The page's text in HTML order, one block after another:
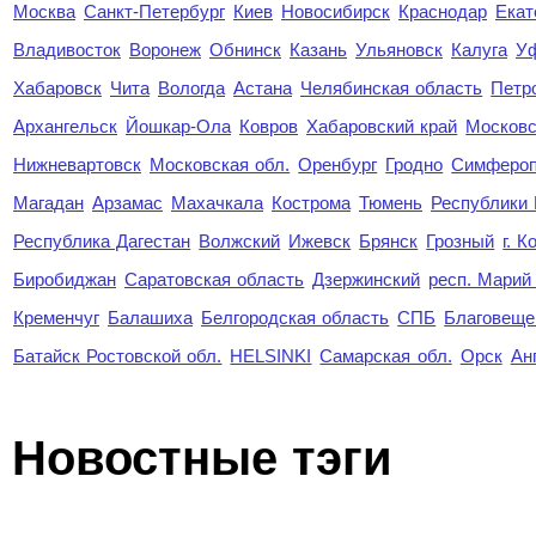
Москва Санкт-Петербург Киев Новосибирск Краснодар
Владивосток Воронеж Обнинск Казань Ульяновск Калуга
Хабаровск Чита Вологда Астана Челябинская область
Архангельск Йошкар-Ола Ковров Хабаровский край
Нижневартовск Московская обл. Оренбург Гродно
Магадан Арзамас Махачкала Кострома Тюмень Республики
Республика Дагестан Волжский Ижевск Брянск Грозный г.
Биробиджан Саратовская область Дзержинский респ.
Кременчуг Балашиха Белгородская область СПБ
Батайск Ростовской обл. HELSINKI Самарская обл. Орск
Новостные тэги